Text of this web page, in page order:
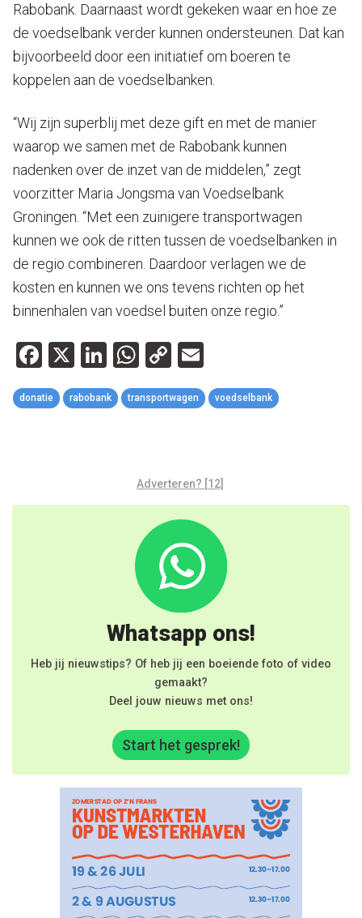
Rabobank. Daarnaast wordt gekeken waar en hoe ze
de voedselbank verder kunnen ondersteunen. Dat kan
bijvoorbeeld door een initiatief om boeren te
koppelen aan de voedselbanken.
“Wij zijn superblij met deze gift en met de manier
waarop we samen met de Rabobank kunnen
nadenken over de inzet van de middelen,” zegt
voorzitter Maria Jongsma van Voedselbank
Groningen. “Met een zuinigere transportwagen
kunnen we ook de ritten tussen de voedselbanken in
de regio combineren. Daardoor verlagen we de
kosten en kunnen we ons tevens richten op het
binnenhalen van voedsel buiten onze regio.”
Facebook
X LinkedIn
WhatsApp
Copy
Link
donatie rabobank transportwagen voedselbank
Adverteren? [12]
Whatsapp ons!
Heb jij nieuwstips? Of heb jij een boeiende foto of video
gemaakt?
Deel jouw nieuws met ons!
Start het gesprek!